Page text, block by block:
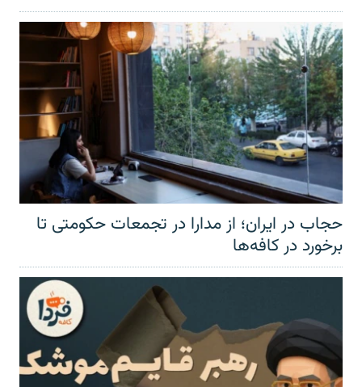
حجاب در ایران؛ از مدارا در تجمعات حکومتی تا
برخورد در کافه‌ها